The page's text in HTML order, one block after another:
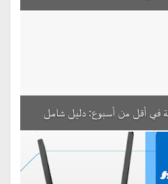
في أقل من أسبوع: دليل شامل